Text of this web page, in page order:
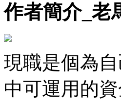
作者簡介_老
現職是個為
中可運用的